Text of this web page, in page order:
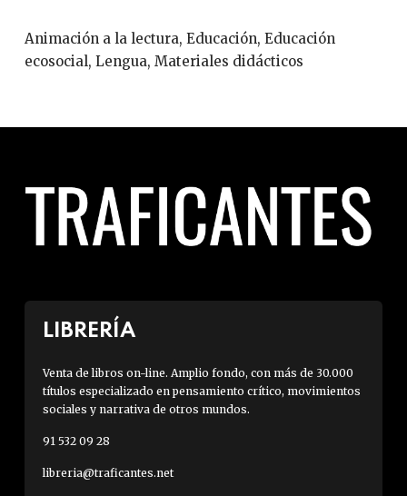
Animación a la lectura, Educación, Educación
ecosocial, Lengua, Materiales didácticos
LIBRERÍA
Venta de libros on-line. Amplio fondo, con más de 30.000
títulos especializado en pensamiento crítico, movimientos
sociales y narrativa de otros mundos.
91 532 09 28
libreria@traficantes.net